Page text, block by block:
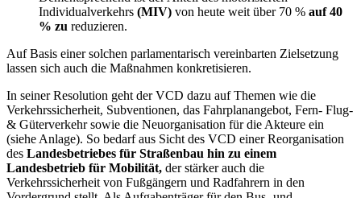
Individualverkehrs (MIV) von heute weit über 70 % auf 40
% zu reduzieren.
Auf Basis einer solchen parlamentarisch vereinbarten Zielsetzung
lassen sich auch die Maßnahmen konkretisieren.
In seiner Resolution geht der VCD dazu auf Themen wie die
Verkehrssicherheit, Subventionen, das Fahrplanangebot, Fern- Flug-
& Güterverkehr sowie die Neuorganisation für die Akteure ein
(siehe Anlage). So bedarf aus Sicht des VCD einer Reorganisation
des Landesbetriebes für Straßenbau hin zu einem
Landesbetrieb für Mobilität, der stärker auch die
Verkehrssicherheit von Fußgängern und Radfahrern in den